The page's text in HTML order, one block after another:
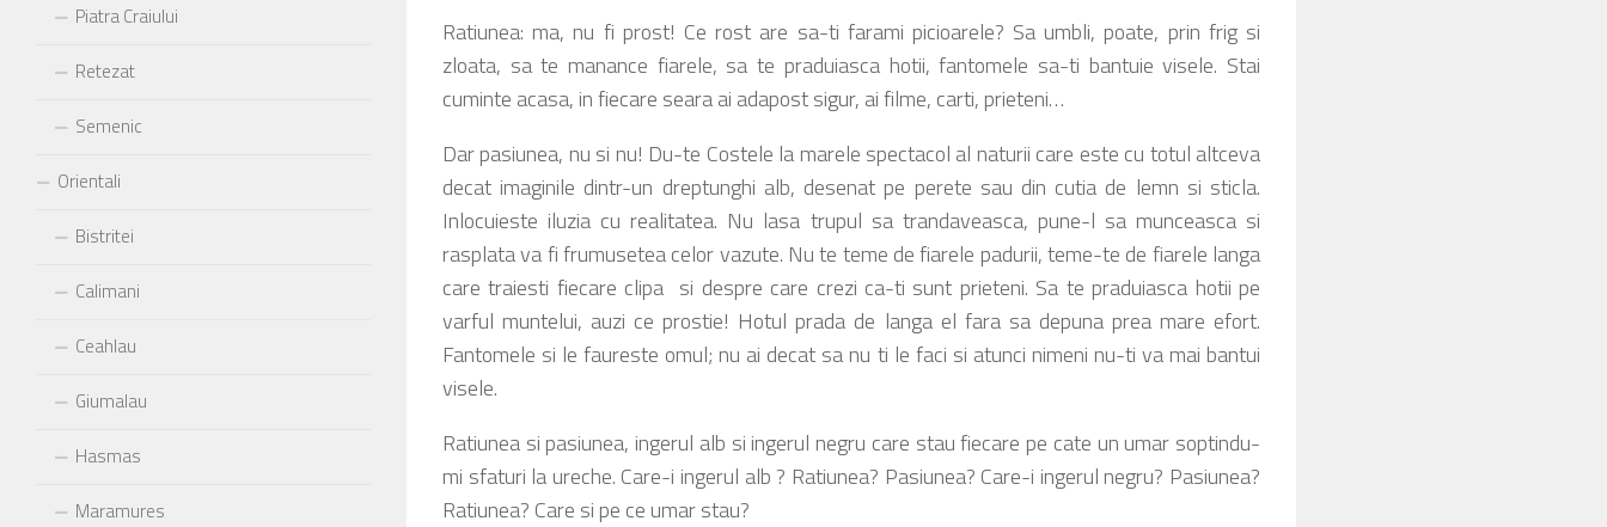
Ratiunea: ma, nu fi prost! Ce rost are sa-ti farami picioarele? Sa umbli, poate, prin frig si
zloata, sa te manance fiarele, sa te praduiasca hotii, fantomele sa-ti bantuie visele. Stai
cuminte acasa, in fiecare seara ai adapost sigur, ai filme, carti, prieteni…
Dar pasiunea, nu si nu! Du-te Costele la marele spectacol al naturii care este cu totul altceva
decat imaginile dintr-un dreptunghi alb, desenat pe perete sau din cutia de lemn si sticla.
Inlocuieste iluzia cu realitatea. Nu lasa trupul sa trandaveasca, pune-l sa munceasca si
rasplata va fi frumusetea celor vazute. Nu te teme de fiarele padurii, teme-te de fiarele langa
care traiesti fiecare clipa si despre care crezi ca-ti sunt prieteni. Sa te praduiasca hotii pe
varful muntelui, auzi ce prostie! Hotul prada de langa el fara sa depuna prea mare efort.
Fantomele si le faureste omul; nu ai decat sa nu ti le faci si atunci nimeni nu-ti va mai bantui
visele.
Ratiunea si pasiunea, ingerul alb si ingerul negru care stau fiecare pe cate un umar soptindu-
mi sfaturi la ureche. Care-i ingerul alb ? Ratiunea? Pasiunea? Care-i ingerul negru? Pasiunea?
Ratiunea? Care si pe ce umar stau?
Piatra Craiului
Retezat
Semenic
Orientali
Bistritei
Calimani
Ceahlau
Giumalau
Hasmas
Maramures